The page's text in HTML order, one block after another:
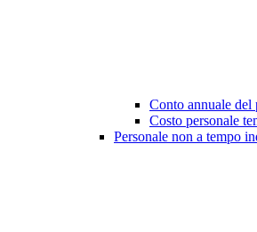
Conto annuale del
Costo personale
Personale non a tempo